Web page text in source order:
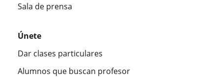
Sala de prensa
Únete
Dar clases particulares
Alumnos que buscan profesor